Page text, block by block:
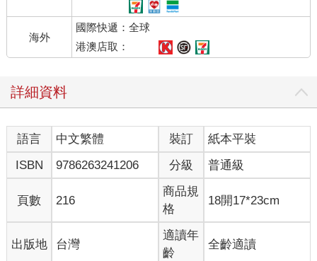
海外
國際快遞：全球
港澳店取：
詳細資料
語言 中文繁體 裝訂
紙本平裝
ISBN
9786263241206 分級 普通級
頁數 216
商品規
格
18開17*23cm
出版地 台灣
適讀年
齡
全齡適讀